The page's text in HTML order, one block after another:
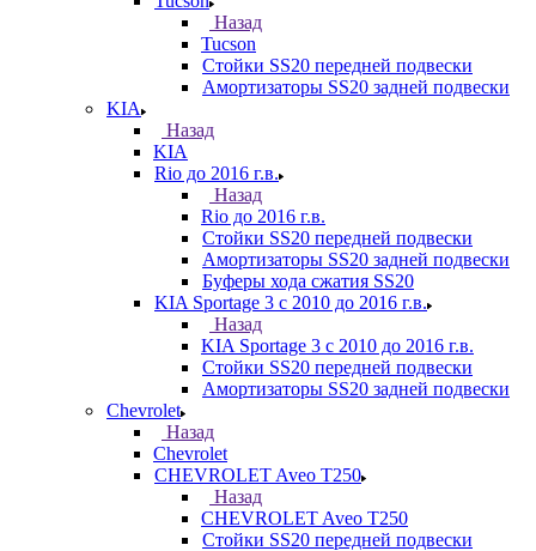
Назад
Tucson
Стойки SS20 передней подвески
Амортизаторы SS20 задней подвески
KIA
Назад
KIA
Rio до 2016 г.в.
Назад
Rio до 2016 г.в.
Стойки SS20 передней подвески
Амортизаторы SS20 задней подвески
Буферы хода сжатия SS20
KIA Sportage 3 с 2010 до 2016 г.в.
Назад
KIA Sportage 3 с 2010 до 2016 г.в.
Стойки SS20 передней подвески
Амортизаторы SS20 задней подвески
Chevrolet
Назад
Chevrolet
CHEVROLET Aveo T250
Назад
CHEVROLET Aveo T250
Стойки SS20 передней подвески